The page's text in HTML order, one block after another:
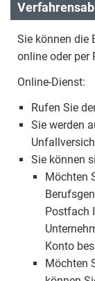
Sie können die
online oder per
Online-Dienst:
Rufen Sie
Sie werden
Sie können
Möchten
Postfach
Konto
Möchten